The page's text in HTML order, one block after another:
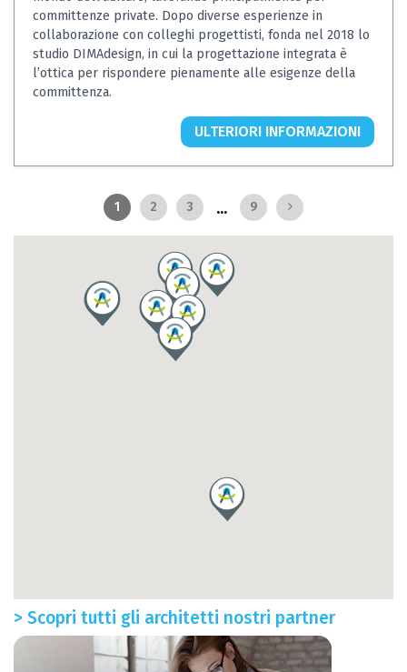
committenze private. Dopo diverse esperienze in
collaborazione con colleghi progettisti, fonda nel 2018 lo
studio DIMAdesign, in cui la progettazione integrata è
l’ottica per rispondere pienamente alle esigenze della
committenza.
ULTERIORI INFORMAZIONI
1 2 3 ... 9
> Scopri tutti gli architetti nostri partner